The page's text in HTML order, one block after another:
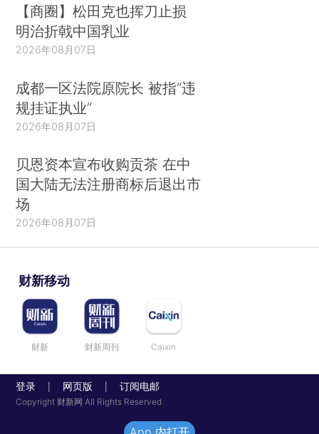
【商圈】松田克也挥刀止损
明治折戟中国乳业
2026年08月07日
成都一区法院原院长 被指“违
规挂证执业”
2026年08月07日
贝恩资本宣布收购贡茶 在中
国大陆无法注册商标后退出市
场
2026年08月07日
财新移动
财新 财新周刊 Caixin
登录 网页版 订阅电邮
Copyright 财新网 All Rights Reserved